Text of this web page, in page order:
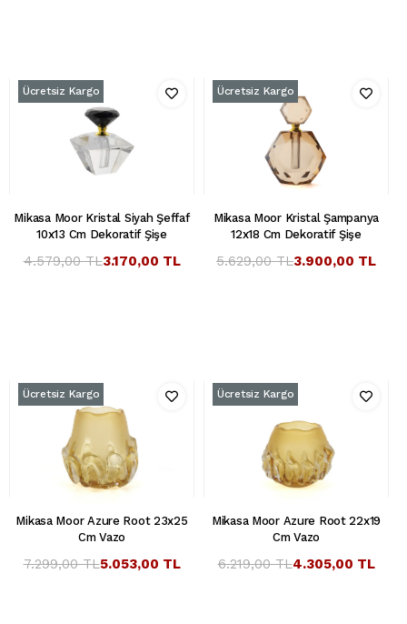
Mikasa Moor Kristal Siyah Şeffaf
10x13 Cm Dekoratif Şişe
3.170,00 TL
4.579,00 TL
Ücretsiz Kargo
Mikasa Moor Kristal Şampanya
12x18 Cm Dekoratif Şişe
3.900,00 TL
5.629,00 TL
Ücretsiz Kargo
Mikasa Moor Azure Root 23x25
Cm Vazo
5.053,00 TL
7.299,00 TL
Ücretsiz Kargo
Mikasa Moor Azure Root 22x19
Cm Vazo
4.305,00 TL
6.219,00 TL
Ücretsiz Kargo